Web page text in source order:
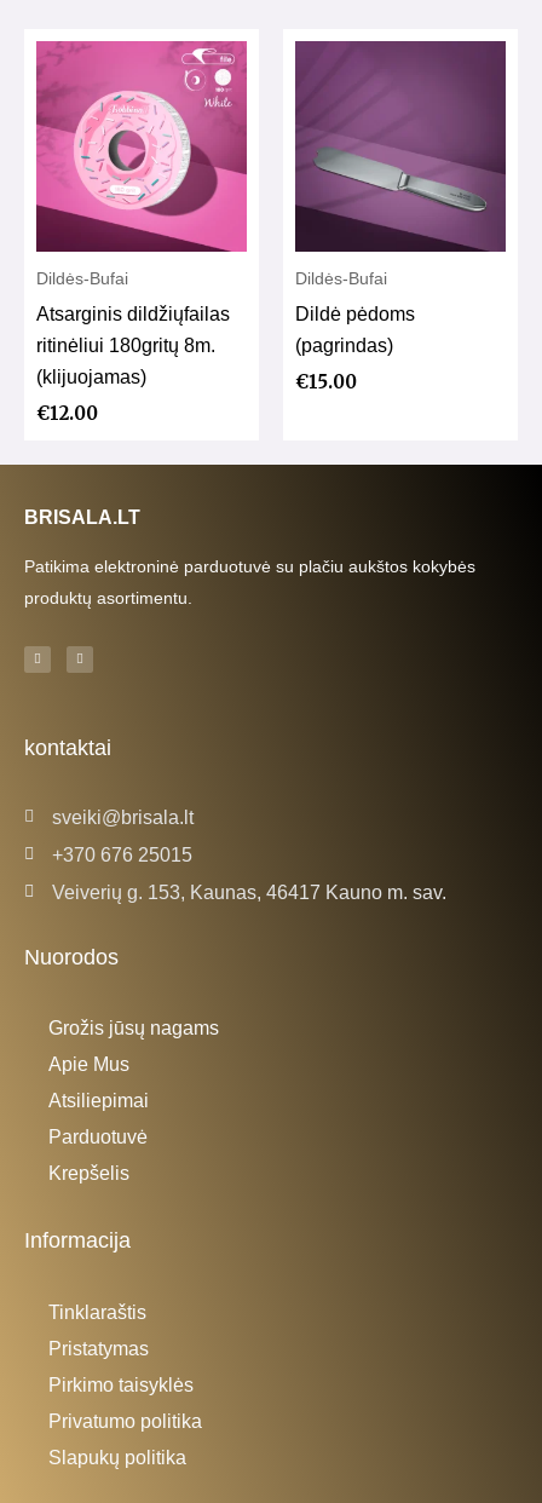
Dildės-Bufai
Atsarginis dildžiųfailas
ritinėliui 180gritų 8m.
(klijuojamas)
€12.00
Dildės-Bufai
Dildė pėdoms
(pagrindas)
€15.00
BRISALA.LT
Patikima elektroninė parduotuvė su plačiu aukštos kokybės
produktų asortimentu.
F
a
c
-
f
I
n
s
m
kontaktai
sveiki@brisala.lt
+370 676 25015
Veiverių g. 153, Kaunas, 46417 Kauno m. sav.
Nuorodos
Grožis jūsų nagams
Apie Mus
Atsiliepimai
Parduotuvė
Krepšelis
Informacija
Tinklaraštis
Pristatymas
Pirkimo taisyklės
Privatumo politika
Slapukų politika